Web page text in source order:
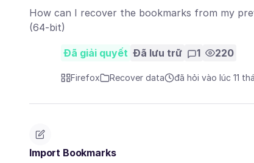
How can I recover the bookmarks from my
(64-bit)
Đã giải quyết Đã lưu trữ 1 220
Firefox Recover data đã hỏi vào lúc 11
Import Bookmarks